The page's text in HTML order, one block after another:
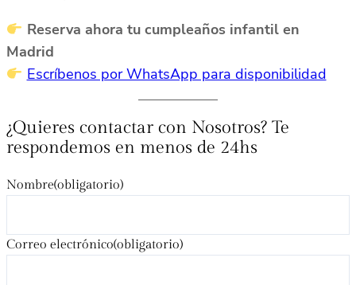
Reserva ahora tu cumpleaños infantil en
Madrid
Escríbenos por WhatsApp para disponibilidad
¿Quieres contactar con Nosotros? Te
respondemos en menos de 24hs
Nombre(obligatorio)
Correo electrónico(obligatorio)